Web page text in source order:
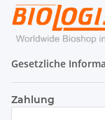
Gesetzliche
Zahlung